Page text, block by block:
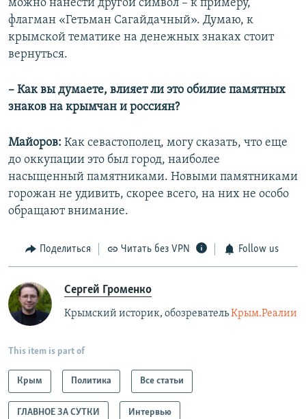
можно нанести другой символ – к примеру,
флагман «Гетьман Сагайдачный». Думаю, к
крымской тематике на денежных знаках стоит
вернуться.
– Как вы думаете, влияет ли это обилие памятных
знаков на крымчан и россиян?
Майоров: Как севастополец, могу сказать, что еще
до оккупации это был город, наиболее
насыщенный памятниками. Новыми памятниками
горожан не удивить, скорее всего, на них не особо
обращают внимание.
Поделиться Читать без VPN Follow us
Сергей Громенко
Крымский историк, обозревательКрым.Реалии
This item is part of
Крым Политика Все статьи
ГЛАВНОЕ ЗА СУТКИ Интервью